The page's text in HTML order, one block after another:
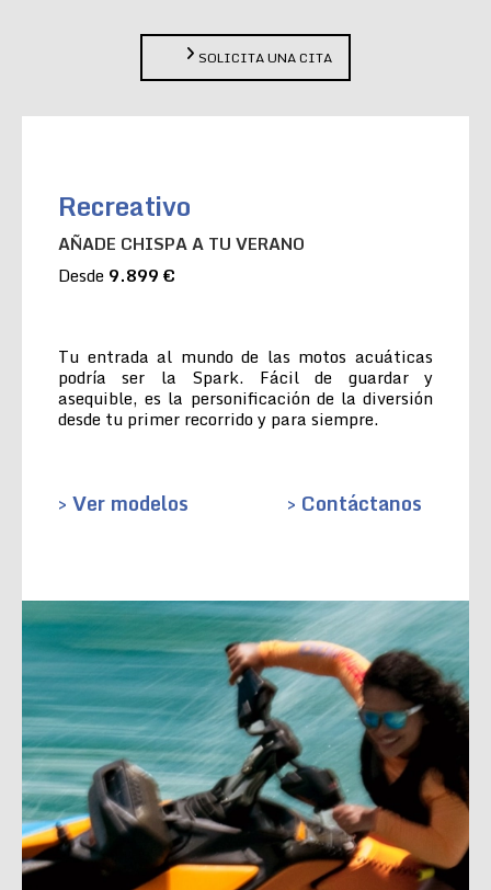
SOLICITA UNA CITA
Recreativo
AÑADE CHISPA A TU VERANO
Desde 9.899 €
Tu entrada al mundo de las motos acuáticas
podría ser la Spark. Fácil de guardar y
asequible, es la personificación de la diversión
desde tu primer recorrido y para siempre.
> Ver modelos > Contáctanos